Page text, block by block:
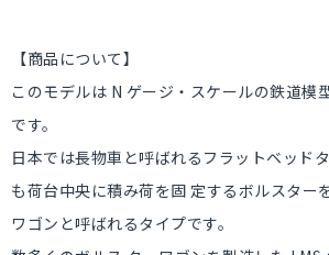
【商品について】
このモデルは N ゲージ・スケールの鉄道模
です。
日本では長物車と呼ばれるフラットベッド
も荷台中央に積み荷を固 定するボルスター
ワゴンと呼ばれるタイプです。